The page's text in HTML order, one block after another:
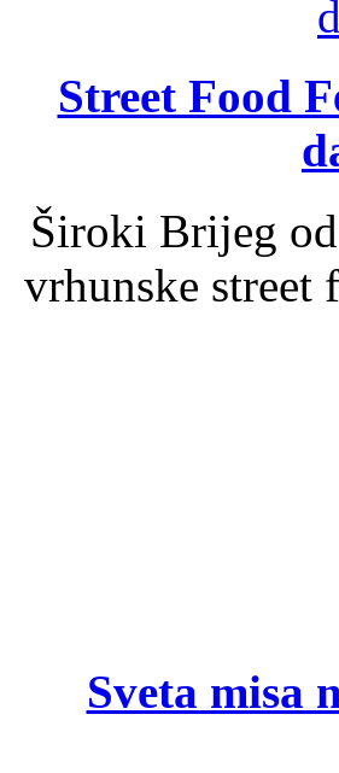
Street Food
Široki Brijeg
vrhunske street
Sveta misa